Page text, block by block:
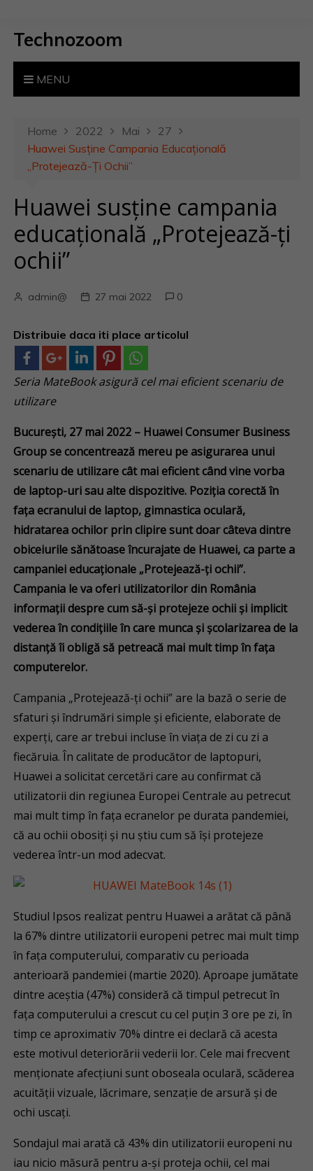
Technozoom
MENU
Home 2022 Mai
27
Huawei Susține Campania Educațională
„Protejează-Ți Ochii”
Huawei susține campania
educațională „Protejează-ți
ochii”
admin@ 27 mai 2022 0
Distribuie daca iti place articolul
Seria MateBook asigură cel mai eficient scenariu de
utilizare
București, 27 mai 2022 – Huawei Consumer Business
Group se concentrează mereu pe asigurarea unui
scenariu de utilizare cât mai eficient când vine vorba
de laptop-uri sau alte dispozitive. Poziția corectă în
fața ecranului de laptop, gimnastica oculară,
hidratarea ochilor prin clipire sunt doar câteva dintre
obiceiurile sănătoase încurajate de Huawei, ca parte a
campaniei educaționale „Protejează-ți ochii”.
Campania le va oferi utilizatorilor din România
informații despre cum să-și protejeze ochii și implicit
vederea în condițiile în care munca și școlarizarea de la
distanță îi obligă să petreacă mai mult timp în fața
computerelor.
Campania „Protejează-ți ochii” are la bază o serie de
sfaturi și îndrumări simple și eficiente, elaborate de
experți, care ar trebui incluse în viața de zi cu zi a
fiecăruia. În calitate de producător de laptopuri,
Huawei a solicitat cercetări care au confirmat că
utilizatorii din regiunea Europei Centrale au petrecut
mai mult timp în fața ecranelor pe durata pandemiei,
că au ochii obosiți și nu știu cum să își protejeze
vederea într-un mod adecvat.
Studiul Ipsos realizat pentru Huawei a arătat că până
la 67% dintre utilizatorii europeni petrec mai mult timp
în fața computerului, comparativ cu perioada
anterioară pandemiei (martie 2020). Aproape jumătate
dintre aceștia (47%) consideră că timpul petrecut în
fața computerului a crescut cu cel puțin 3 ore pe zi, în
timp ce aproximativ 70% dintre ei declară că acesta
este motivul deteriorării vederii lor. Cele mai frecvent
menționate afecțiuni sunt oboseala oculară, scăderea
acuității vizuale, lăcrimare, senzație de arsură și de
ochi uscați.
Sondajul mai arată că 43% din utilizatorii europeni nu
iau nicio măsură pentru a-și proteja ochii, cel mai